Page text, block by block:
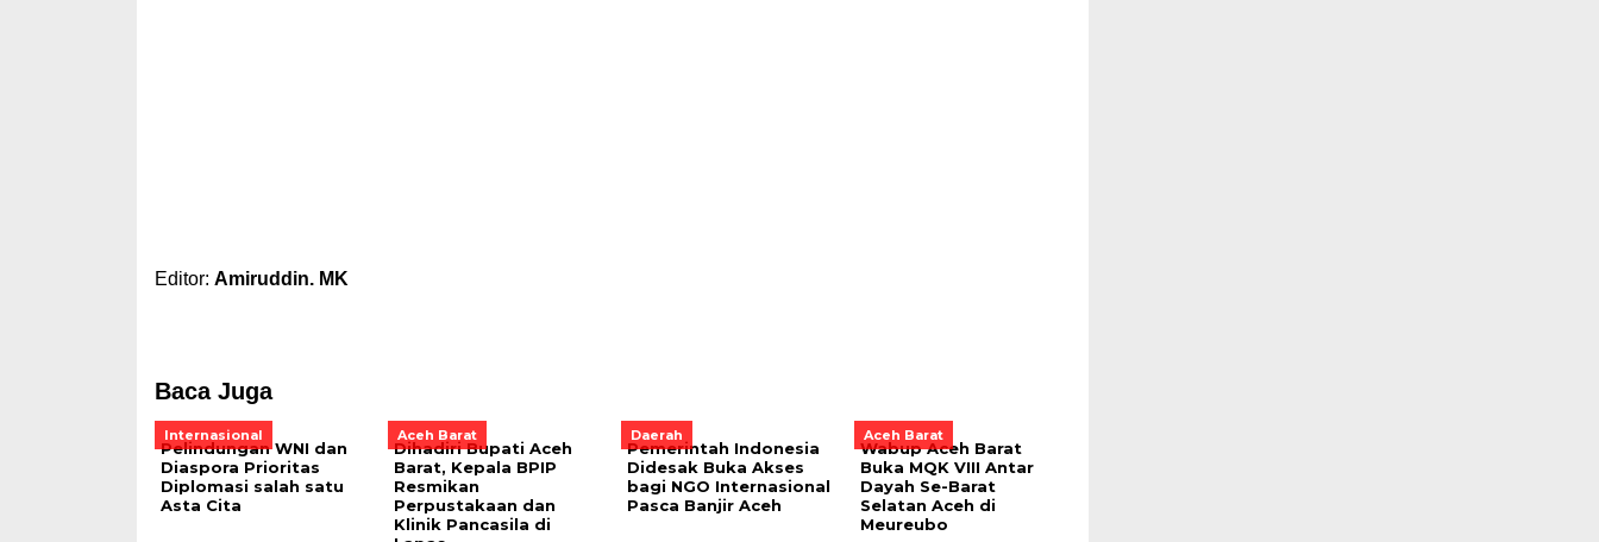
Editor: Amiruddin. MK
Baca Juga
Internasional
Pelindungan WNI dan
Diaspora Prioritas
Diplomasi salah satu
Asta Cita
Aceh Barat
Dihadiri Bupati Aceh
Barat, Kepala BPIP
Resmikan
Perpustakaan dan
Klinik Pancasila di
Daerah
Pemerintah Indonesia
Didesak Buka Akses
bagi NGO Internasional
Pasca Banjir Aceh
Aceh Barat
Wabup Aceh Barat
Buka MQK VIII Antar
Dayah Se-Barat
Selatan Aceh di
Meureubo